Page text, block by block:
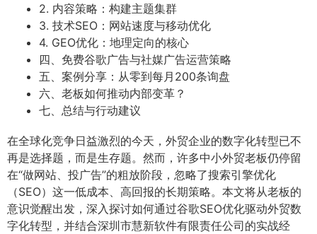
2. 内容策略：构建主题集群
3. 技术SEO：网站速度与移动优化
4. GEO优化：地理定向的核心
四、免费谷歌广告与社媒广告运营策略
五、案例分享：从零到每月200条询盘
六、老板如何推动内部变革？
七、总结与行动建议
在全球化竞争日益激烈的今天，外贸企业的数字化转型已不
再是选择题，而是生存题。然而，许多中小外贸老板仍停留
在“做网站、投广告”的粗放阶段，忽略了搜索引擎优化
（SEO）这一低成本、高回报的长期策略。本文将从老板的
意识觉醒出发，深入探讨如何通过谷歌SEO优化驱动外贸数
字化转型，并结合深圳市慧新软件有限责任公司的实战经